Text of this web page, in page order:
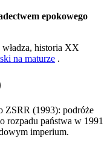
epokowego
historia XX
na maturze .
ZSRR (1993): podróże
rozpadu państwa w 1991
imperium.